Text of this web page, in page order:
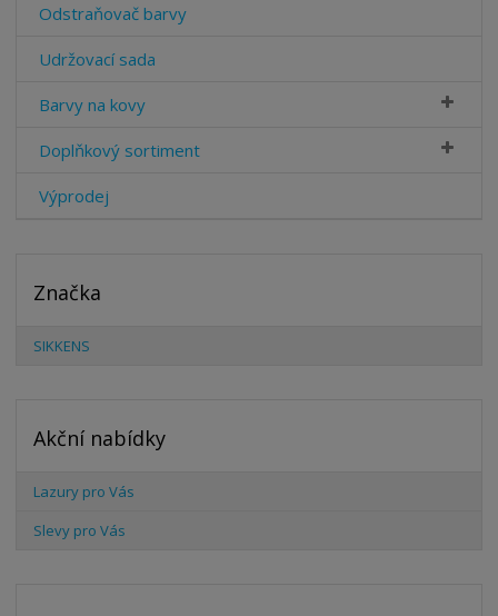
Odstraňovač barvy
Udržovací sada
Barvy na kovy
Doplňkový sortiment
Výprodej
Značka
SIKKENS
Akční nabídky
Lazury pro Vás
Slevy pro Vás